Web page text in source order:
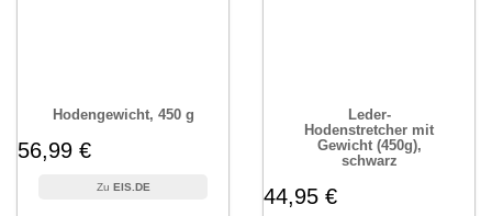
Hodengewicht, 450 g
56,99 €
EIS.DE
Leder-
Hodenstretcher mit
Gewicht (450g),
schwarz
44,95 €